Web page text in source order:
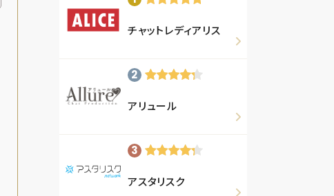
チャットレディアリス
アリュール
アスタリスク